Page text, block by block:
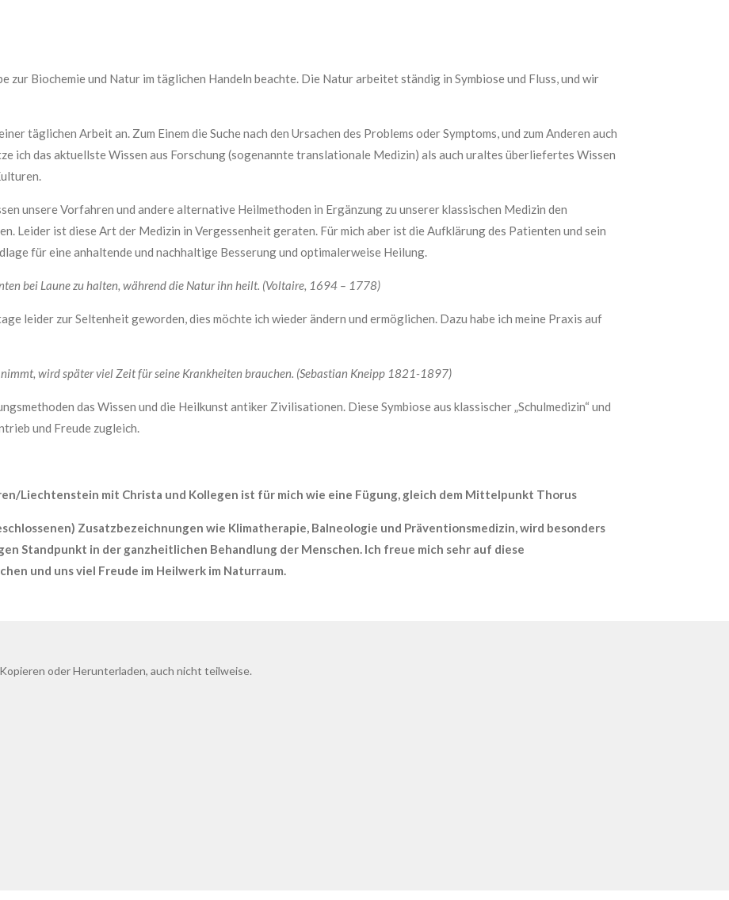
zur Biochemie und Natur im täglichen Handeln beachte. Die Natur arbeitet ständig in Symbiose und Fluss, und wir
täglichen Arbeit an. Zum Einem die Suche nach den Ursachen des Problems oder Symptoms, und zum Anderen auch
ich das aktuellste Wissen aus Forschung (sogenannte translationale Medizin) als auch uraltes überliefertes Wissen
unsere Vorfahren und andere alternative Heilmethoden in Ergänzung zu unserer klassischen Medizin den
Leider ist diese Art der Medizin in Vergessenheit geraten. Für mich aber ist die Aufklärung des Patienten und sein
für eine anhaltende und nachhaltige Besserung und optimalerweise Heilung.
bei Laune zu halten, während die Natur ihn heilt. (Voltaire, 1694 – 1778)
leider zur Seltenheit geworden, dies möchte ich wieder ändern und ermöglichen. Dazu habe ich meine Praxis auf
wird später viel Zeit für seine Krankheiten brauchen. (Sebastian Kneipp 1821-1897)
das Wissen und die Heilkunst antiker Zivilisationen. Diese Symbiose aus klassischer „Schulmedizin“ und
und Freude zugleich.
Liechtenstein mit Christa und Kollegen ist für mich wie eine Fügung, gleich dem Mittelpunkt Thorus
Zusatzbezeichnungen wie Klimatherapie, Balneologie und Präventionsmedizin, wird besonders
Standpunkt in der ganzheitlichen Behandlung der Menschen. Ich freue mich sehr auf diese
und uns viel Freude im Heilwerk im Naturraum.
oder Herunterladen, auch nicht teilweise.